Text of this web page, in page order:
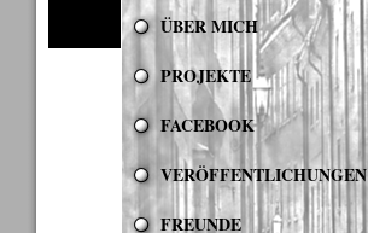
ÜBER MICH
PROJEKTE
FACEBOOK
VERÖFFENTLICHUNGEN
FREUNDE